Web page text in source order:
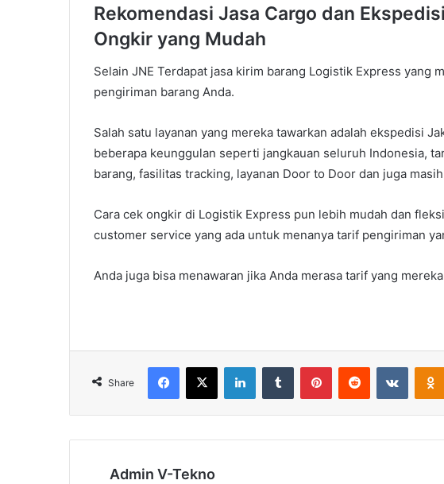
Rekomendasi Jasa Cargo dan
Ongkir yang Mudah
Selain JNE Terdapat jasa kirim barang Logistik Express yang
pengiriman barang Anda.
Salah satu layanan yang mereka tawarkan adalah ekspedisi
beberapa keunggulan seperti jangkauan seluruh Indonesia,
barang, fasilitas tracking, layanan Door to Door dan juga
Cara cek ongkir di Logistik Express pun lebih mudah dan
customer service yang ada untuk menanya tarif pengiriman
Anda juga bisa menawaran jika Anda merasa tarif yang
Share
Facebook
X LinkedInTumblr PinterestReddit
Admin V-Tekno